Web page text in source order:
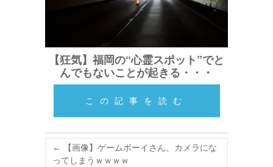
【狂気】福岡の“心霊スポット”でと
んでもないことが起きる・・・
この記事を読む
←
【画像】ゲームボーイさん、カメラにな
ってしまうｗｗｗｗ